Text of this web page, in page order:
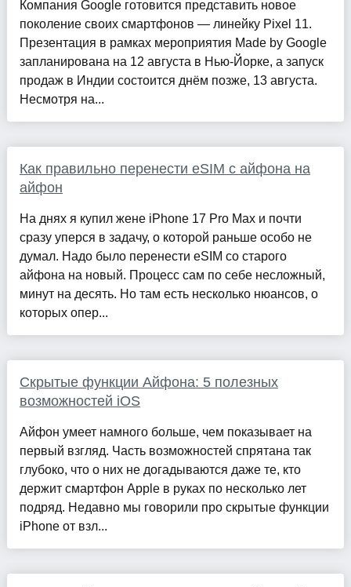
Компания Google готовится представить новое
поколение своих смартфонов — линейку Pixel 11.
Презентация в рамках мероприятия Made by Google
запланирована на 12 августа в Нью-Йорке, а запуск
продаж в Индии состоится днём позже, 13 августа.
Несмотря на...
Как правильно перенести eSIM с айфона на
айфон
На днях я купил жене iPhone 17 Pro Max и почти
сразу уперся в задачу, о которой раньше особо не
думал. Надо было перенести eSIM со старого
айфона на новый. Процесс сам по себе несложный,
минут на десять. Но там есть несколько нюансов, о
которых опер...
Скрытые функции Айфона: 5 полезных
возможностей iOS
Айфон умеет намного больше, чем показывает на
первый взгляд. Часть возможностей спрятана так
глубоко, что о них не догадываются даже те, кто
держит смартфон Apple в руках по несколько лет
подряд. Недавно мы говорили про скрытые функции
iPhone от взл...